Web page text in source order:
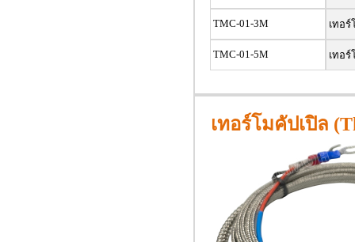
TMC-01-3M เทอร์
TMC-01-5M เทอร์
เทอร์โมคัปเปิล